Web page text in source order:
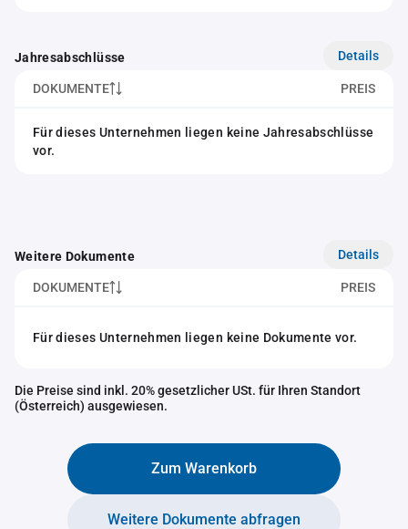
Jahresabschlüsse Details
DOKUMENTE PREIS
Für dieses Unternehmen liegen keine Jahresabschlüsse
vor.
Weitere Dokumente Details
DOKUMENTE PREIS
Für dieses Unternehmen liegen keine Dokumente vor.
Die Preise sind inkl. 20% gesetzlicher USt. für Ihren Standort
(Österreich) ausgewiesen.
Zum Warenkorb
Weitere Dokumente abfragen